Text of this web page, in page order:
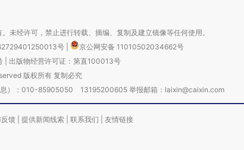
未经许可，禁止进行转载、摘编、复制及建立镜像等任何使用。
号
京公网安备 11010502034662号
| 出版物经营许可证：第直100013号
版权所有 复制必究
息）：010-85905050 13195200605 举报邮箱：laixin@caixin.com
馈 提供新闻线索 联系我们 友情链接